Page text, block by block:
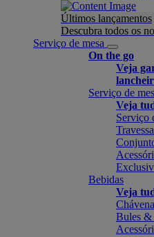
Últimos lançamentos
Descubra todos os
Serviço de mesa
On the go
Veja
Serviço de
Veja
Serviço
Bebidas
Veja
Bules &